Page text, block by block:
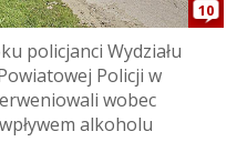
10
policjanci Wydziału
Policji w
wobec
alkoholu